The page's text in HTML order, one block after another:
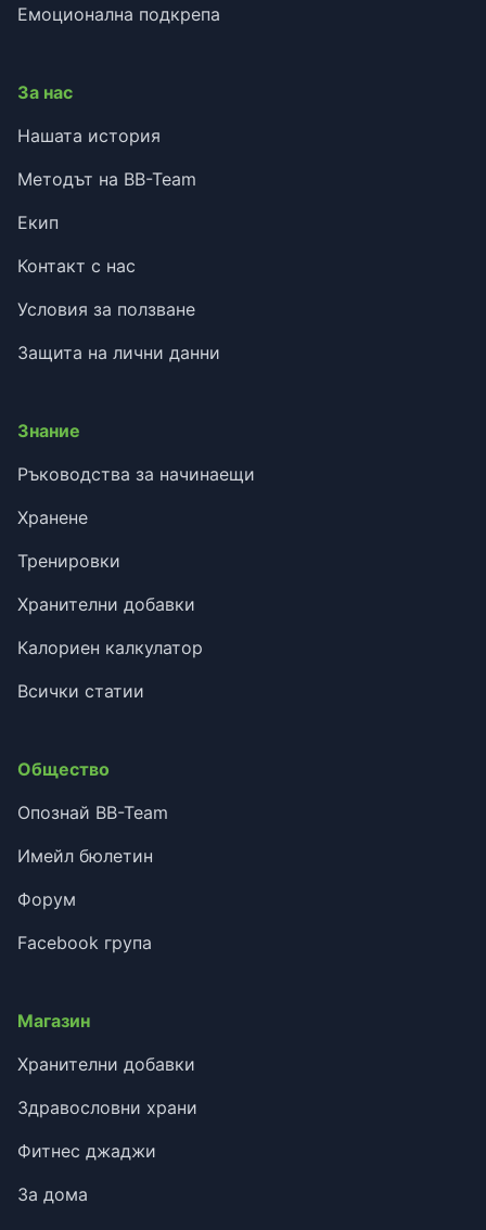
Емоционална подкрепа
За нас
Нашата история
Методът на BB-Team
Екип
Контакт с нас
Условия за ползване
Защита на лични данни
Знание
Ръководства за начинаещи
Хранене
Тренировки
Хранителни добавки
Калориен калкулатор
Всички статии
Общество
Опознай BB-Team
Имейл бюлетин
Форум
Facebook група
Магазин
Хранителни добавки
Здравословни храни
Фитнес джаджи
За дома